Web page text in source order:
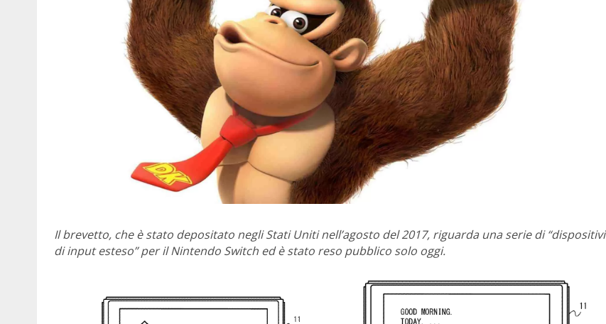
Il brevetto, che è stato depositato negli Stati Uniti nell’agosto del 2017, riguarda una serie di “dispositivi
di input esteso” per il Nintendo Switch ed è stato reso pubblico solo oggi.